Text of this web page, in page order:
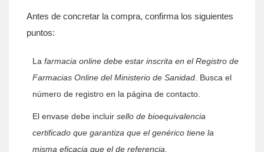
Antes de concretar la compra, confirma los siguientes
puntos:
La farmacia online debe estar inscrita en el Registro de
Farmacias Online del Ministerio de Sanidad . Busca el
número de registro en la página de contacto.
El envase debe incluir sello de bioequivalencia
certificado que garantiza que el genérico tiene la
misma eficacia que el de referencia